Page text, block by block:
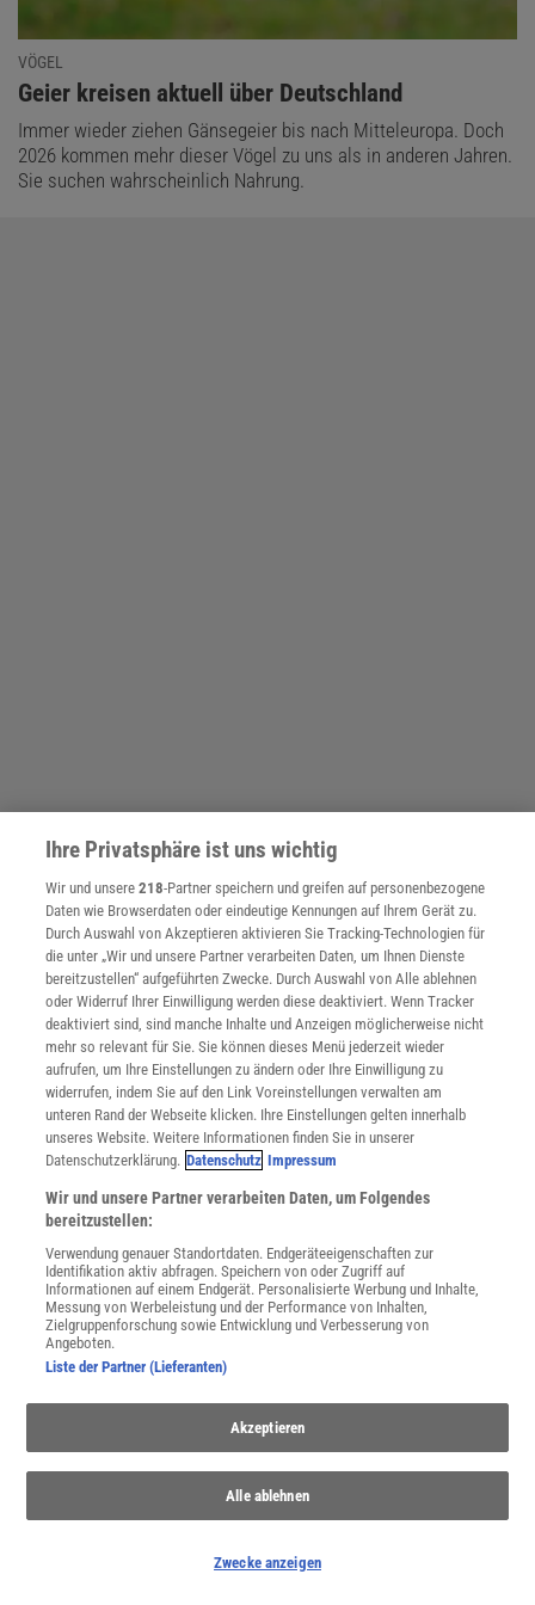
VÖGEL
:
Geier kreisen aktuell über Deutschland
Immer wieder ziehen Gänsegeier bis nach Mitteleuropa. Doch
2026 kommen mehr dieser Vögel zu uns als in anderen Jahren.
Sie suchen wahrscheinlich Nahrung.
THEMENKANÄLE
Fische
Fische gehören zu den ältesten Wirbeltieren überhaupt: schon früh
haben sie mit Kiemen, Schuppen und Flossen den flüssigen Teil
unseres Lebensraum Erde zu ihrem Element gemacht.
Ihre Privatsphäre ist uns wichtig
Wir und unsere218-Partner speichern und greifen auf personenbezogene
Daten wie Browserdaten oder eindeutige Kennungen auf Ihrem Gerät zu.
Durch Auswahl von Akzeptieren aktivieren Sie Tracking-Technologien für
die unter „Wir und unsere Partner verarbeiten Daten, um Ihnen Dienste
bereitzustellen“ aufgeführten Zwecke. Durch Auswahl von Alle ablehnen
oder Widerruf Ihrer Einwilligung werden diese deaktiviert. Wenn Tracker
deaktiviert sind, sind manche Inhalte und Anzeigen möglicherweise nicht
mehr so relevant für Sie. Sie können dieses Menü jederzeit wieder
aufrufen, um Ihre Einstellungen zu ändern oder Ihre Einwilligung zu
widerrufen, indem Sie auf den Link Voreinstellungen verwalten am
unteren Rand der Webseite klicken. Ihre Einstellungen gelten innerhalb
unseres Website. Weitere Informationen finden Sie in unserer
Datenschutzerklärung. Datenschutz Impressum
Wir und unsere Partner verarbeiten Daten, um Folgendes
bereitzustellen:
Verwendung genauer Standortdaten. Endgeräteeigenschaften zur
Identifikation aktiv abfragen. Speichern von oder Zugriff auf
Informationen auf einem Endgerät. Personalisierte Werbung und Inhalte,
Messung von Werbeleistung und der Performance von Inhalten,
Zielgruppenforschung sowie Entwicklung und Verbesserung von
Angeboten.
Liste der Partner (Lieferanten)
Akzeptieren
Alle ablehnen
Zwecke anzeigen